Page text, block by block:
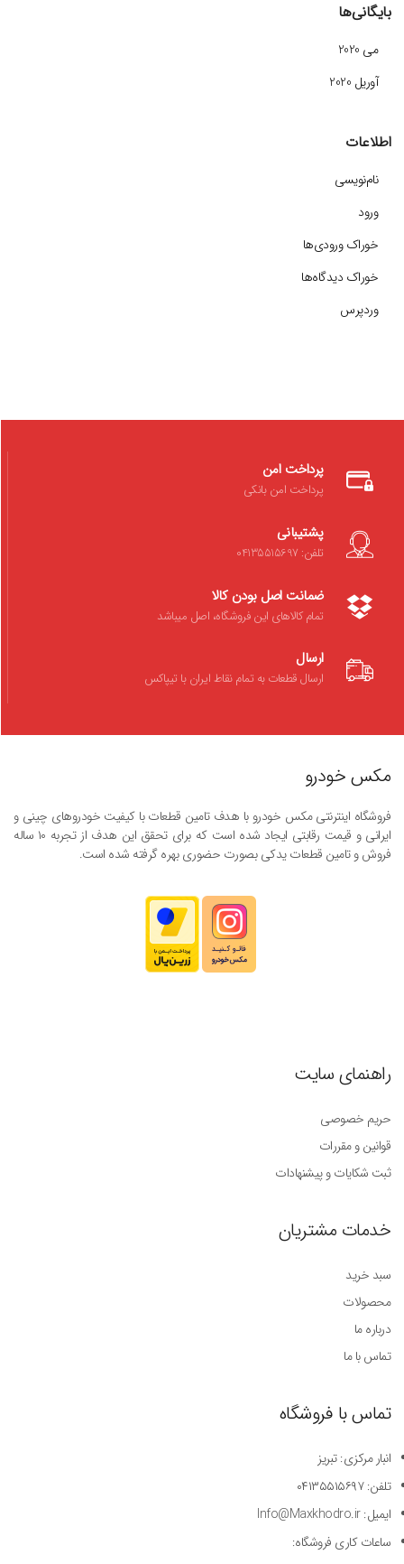
بایگانی‌ها
می 2020
آوریل 2020
اطلاعات
نام‌نویسی
ورود
خوراک ورودی‌ها
خوراک دیدگاه‌ها
وردپرس
پرداخت امن
پرداخت امن بانکی
پشتیبانی
تلفن: 04135515697
ضمانت اصل بودن کالا
تمام کالاهای این فروشگاه، اصل میباشد
ارسال
ارسال قطعات به تمام نقاط ایران با تیپاکس
مکس خودرو
فروشگاه اینترنتی مکس خودرو با هدف تامین قطعات با کیفیت خودروهای چینی و
ایرانی و قیمت رقابتی ایجاد شده است که برای تحقق این هدف از تجربه ۱۰ ساله
فروش و تامین قطعات یدکی بصورت حضوری بهره گرفته شده است.
راهنمای سایت
حریم خصوصی
قوانین و مقررات
ثبت شکایات و پیشنهادات
خدمات مشتریان
سبد خرید
محصولات
درباره ما
تماس با ما
تماس با فروشگاه
انبار مرکزی: تبریز
تلفن: ۰۴۱۳۵۵۱۵۶۹۷
ایمیل: Info@Maxkhodro.ir
ساعات کاری فروشگاه: